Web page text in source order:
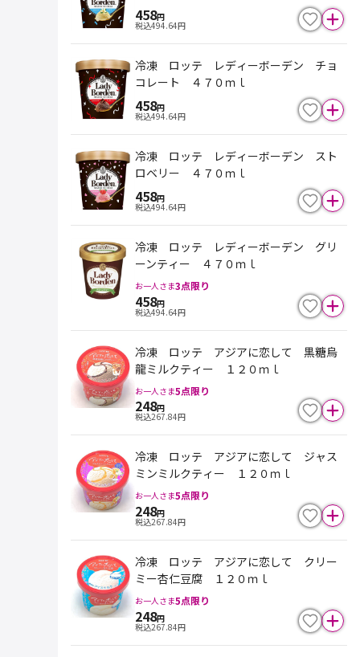
458円
税込494.64円
冷凍 ロッテ レディーボーデン チョ
コレート ４７０ｍｌ
458円
税込494.64円
冷凍 ロッテ レディーボーデン スト
ロベリー ４７０ｍｌ
458円
税込494.64円
冷凍 ロッテ レディーボーデン グリ
ーンティー ４７０ｍｌ
お一人さま3点限り
458円
税込494.64円
冷凍 ロッテ アジアに恋して 黒糖烏
龍ミルクティー １２０ｍｌ
お一人さま5点限り
248円
税込267.84円
冷凍 ロッテ アジアに恋して ジャス
ミンミルクティー １２０ｍｌ
お一人さま5点限り
248円
税込267.84円
冷凍 ロッテ アジアに恋して クリー
ミー杏仁豆腐 １２０ｍｌ
お一人さま5点限り
248円
税込267.84円